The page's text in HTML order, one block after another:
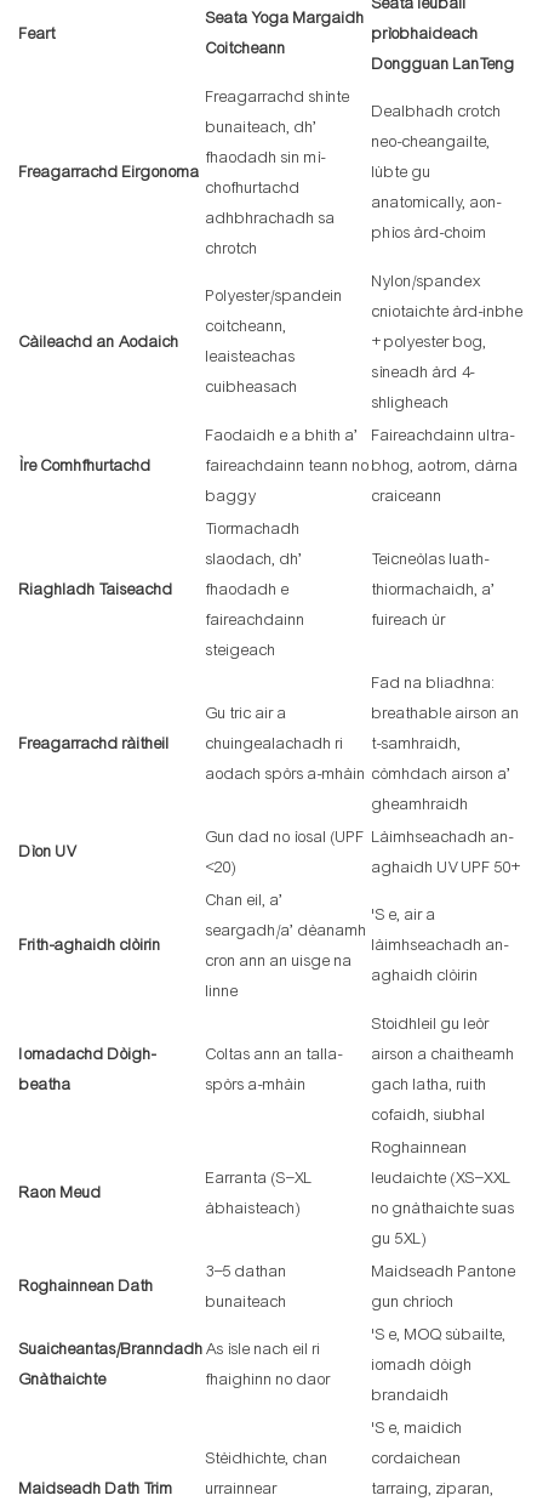
Feart
Seata Yoga Margaidh
Coitcheann
Seata leubail
prìobhaideach
Dongguan LanTeng
Freagarrachd Eirgonoma
Freagarrachd shìnte
bunaiteach, dh’
fhaodadh sin mì-
chofhurtachd
adhbhrachadh sa
chrotch
Dealbhadh crotch
neo-cheangailte,
lùbte gu
anatomically, aon-
phìos àrd-choim
Càileachd an Aodaich
Polyester/spandein
coitcheann,
leaisteachas
cuibheasach
Nylon/spandex
cniotaichte àrd-inbhe
+ polyester bog,
sìneadh àrd 4-
shligheach
Ìre Comhfhurtachd
Faodaidh e a bhith a’
faireachdainn teann no
baggy
Faireachdainn ultra-
bhog, aotrom, dàrna
craiceann
Riaghladh Taiseachd
Tiormachadh
slaodach, dh’
fhaodadh e
faireachdainn
steigeach
Teicneòlas luath-
thiormachaidh, a’
fuireach ùr
Freagarrachd ràitheil
Gu tric air a
chuingealachadh ri
aodach spòrs a-mhàin
Fad na bliadhna:
breathable airson an
t-samhraidh,
còmhdach airson a’
gheamhraidh
Dìon UV
Gun dad no ìosal (UPF
<20)
Làimhseachadh an-
aghaidh UV UPF 50+
Frith-aghaidh clòirin
Chan eil, a’
seargadh/a’ dèanamh
cron ann an uisge na
linne
'S e, air a
làimhseachadh an-
aghaidh clòirin
Iomadachd Dòigh-
beatha
Coltas ann an talla-
spòrs a-mhàin
Stoidhleil gu leòr
airson a chaitheamh
gach latha, ruith
cofaidh, siubhal
Raon Meud
Earranta (S–XL
àbhaisteach)
Roghainnean
leudaichte (XS–XXL
no gnàthaichte suas
gu 5XL)
Roghainnean Dath
3–5 dathan
bunaiteach
Maidseadh Pantone
gun chrìoch
Suaicheantas/Branndadh
Gnàthaichte
As ìsle nach eil ri
fhaighinn no daor
'S e, MOQ sùbailte,
iomadh dòigh
brandaidh
Maidseadh Dath Trim
Stèidhichte, chan
urrainnear
'S e, maidich
cordaichean
tarraing, ziparan,